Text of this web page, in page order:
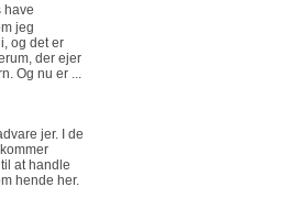
have
jeg
og det er
der ejer
Og nu er ...
jer. I de
at handle
hende her.